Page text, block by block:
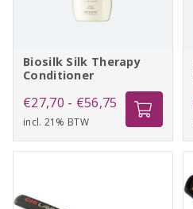
Biosilk Silk Therapy
Conditioner
€27,70 - €56,75 Prijsklasse:
€27,70
tot
incl. 21% BTW